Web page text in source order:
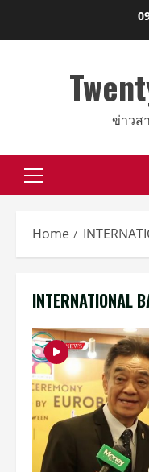
ข่าวส
Primary
Home
INTERNATIONAL